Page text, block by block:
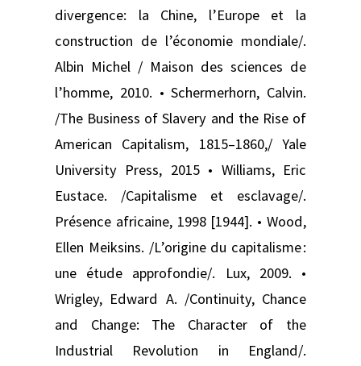
divergence: la Chine, l’Europe et la
construction de l’économie mondiale/.
Albin Michel / Maison des sciences de
l’homme, 2010. • Schermerhorn, Calvin.
/The Business of Slavery and the Rise of
American Capitalism, 1815–1860,/ Yale
University Press, 2015 • Williams, Eric
Eustace. /Capitalisme et esclavage/.
Présence africaine, 1998 [1944]. • Wood,
Ellen Meiksins. /L’origine du capitalisme :
une étude approfondie/. Lux, 2009. •
Wrigley, Edward A. /Continuity, Chance
and Change: The Character of the
Industrial Revolution in England/.